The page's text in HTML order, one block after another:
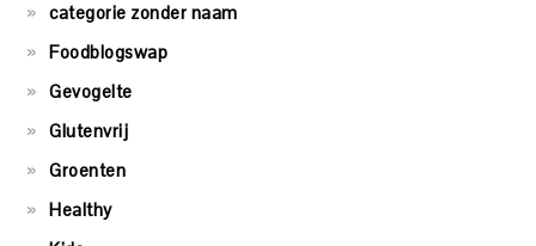
categorie zonder naam
Foodblogswap
Gevogelte
Glutenvrij
Groenten
Healthy